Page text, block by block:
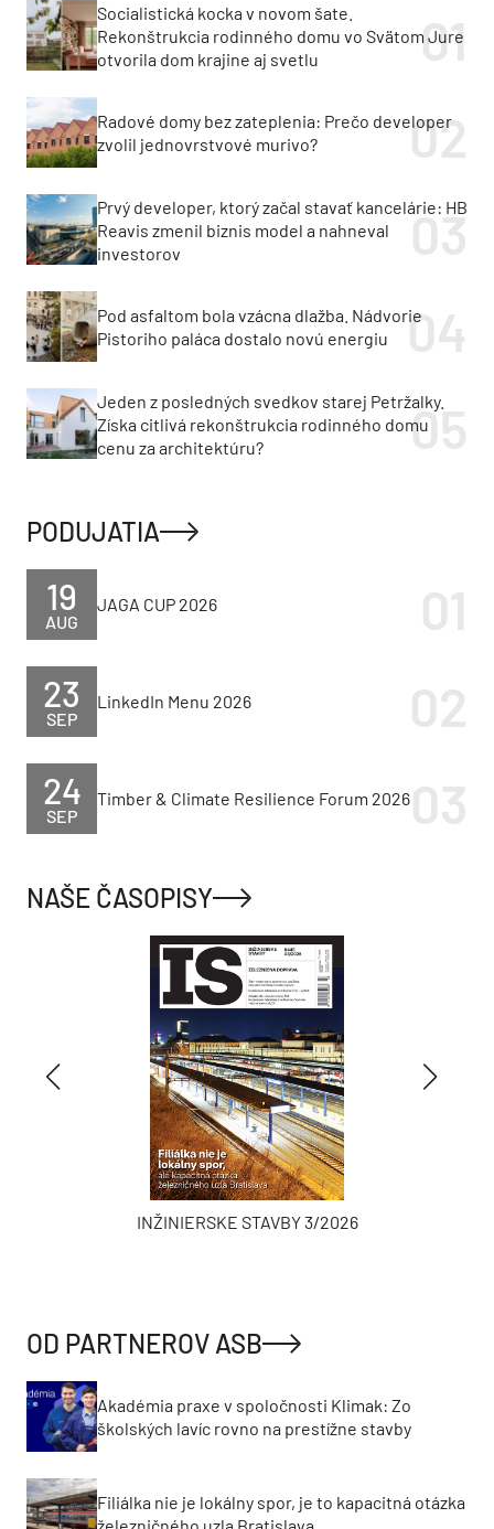
Socialistická kocka v novom šate.
Rekonštrukcia rodinného domu vo Svätom Jure
otvorila dom krajine aj svetlu
Radové domy bez zateplenia: Prečo developer
zvolil jednovrstvové murivo?
Prvý developer, ktorý začal stavať kancelárie: HB
Reavis zmenil biznis model a nahneval
investorov
Pod asfaltom bola vzácna dlažba. Nádvorie
Pistoriho paláca dostalo novú energiu
Jeden z posledných svedkov starej Petržalky.
Získa citlivá rekonštrukcia rodinného domu
cenu za architektúru?
PODUJATIA
AUG
19 JAGA CUP 2026
SEP
23 LinkedIn Menu 2026
SEP
24 Timber & Climate Resilience Forum 2026
NAŠE ČASOPISY
INŽINIERSKE STAVBY 3/2026
OD PARTNEROV ASB
Akadémia praxe v spoločnosti Klimak: Zo
školských lavíc rovno na prestížne stavby
Filiálka nie je lokálny spor, je to kapacitná otázka